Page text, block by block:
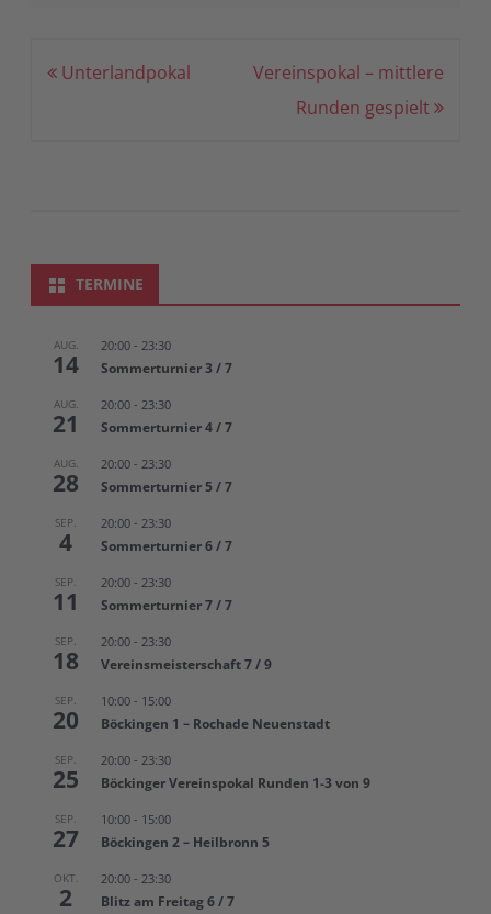
Beitragsnavigation
Unterlandpokal
Vereinspokal – mittlere
Runden gespielt
TERMINE
AUG.
14
20:00 - 23:30
Sommerturnier 3 / 7
AUG.
21
20:00 - 23:30
Sommerturnier 4 / 7
AUG.
28
20:00 - 23:30
Sommerturnier 5 / 7
SEP.
4
20:00 - 23:30
Sommerturnier 6 / 7
SEP.
11
20:00 - 23:30
Sommerturnier 7 / 7
SEP.
18
20:00 - 23:30
Vereinsmeisterschaft 7 / 9
SEP.
20
10:00 - 15:00
Böckingen 1 – Rochade Neuenstadt
SEP.
25
20:00 - 23:30
Böckinger Vereinspokal Runden 1-3 von 9
SEP.
27
10:00 - 15:00
Böckingen 2 – Heilbronn 5
OKT.
2
20:00 - 23:30
Blitz am Freitag 6 / 7